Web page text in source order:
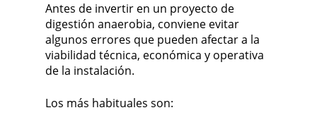
Antes de invertir en un proyecto de
digestión anaerobia, conviene evitar
algunos errores que pueden afectar a la
viabilidad técnica, económica y operativa
de la instalación.
Los más habituales son: